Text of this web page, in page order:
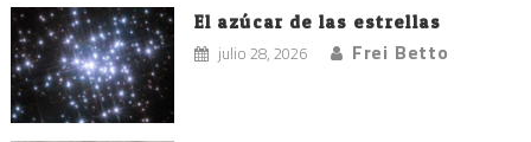
El azúcar de las estrellas
julio 28, 2026 Frei Betto